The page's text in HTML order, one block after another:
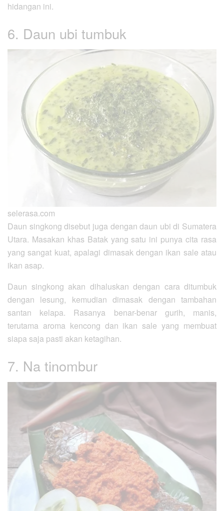
hidangan ini.
6. Daun ubi tumbuk
selerasa.com
Daun singkong disebut juga dengan daun ubi di Sumatera
Utara. Masakan khas Batak yang satu ini punya cita rasa
yang sangat kuat, apalagi dimasak dengan ikan sale atau
ikan asap.
Daun singkong akan dihaluskan dengan cara ditumbuk
dengan lesung, kemudian dimasak dengan tambahan
santan kelapa. Rasanya benar-benar gurih, manis,
terutama aroma kencong dan ikan sale yang membuat
siapa saja pasti akan ketagihan.
7. Na tinombur